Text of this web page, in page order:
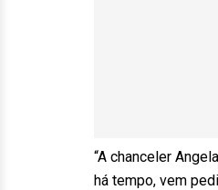
“A chanceler
há tempo, vem